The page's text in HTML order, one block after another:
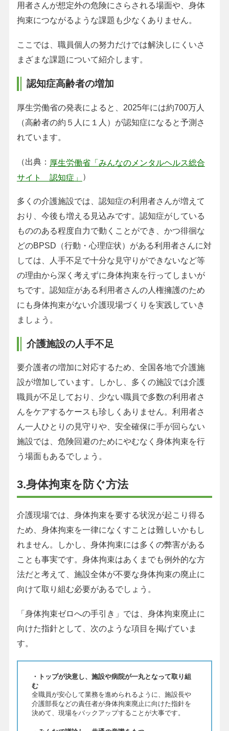
用者さんが想定外の危険にさらされる場面や、身体
拘束につながるような課題も少なくありません。
ここでは、職員個人の努力だけでは解決しにくいさ
まざまな課題について紹介します。
認知症高齢者の増加
厚生労働省の発表によると、2025年には約700万人
（高齢者の約５人に１人）が認知症になると予測さ
れています。
（出典： 厚生労働省「みんなのメンタルヘルス総合
サイト 認知症」
）
多くの介護施設では、認知症の利用者さんが増えて
おり、今後も増える見込みです。認知症がしている
もののある程度自力で動くことができ、かつ徘徊な
どのBPSD（行動・心理症状）がある利用者さんに対
しては、人手不足で十分な見守りができないなど等
の理由から深く考えずに身体拘束を行ってしまいが
ちです。認知症がある利用者さんの人権擁護のため
にも身体拘束がない介護現場づくりを実践していき
ましょう。
介護施設の人手不足
要介護者の増加に対応するため、全国各地で介護施
設が増加しています。しかし、多くの施設では介護
職員が不足しており、少ない職員で多数の利用者さ
んをケアするケースも珍しくありません。利用者さ
ん一人ひとりの見守りや、安全確保に手が回らない
施設では、危険回避のためにやむなく身体拘束を行
う場面もあるでしょう。
3.身体拘束を防ぐ方法
介護現場では、身体拘束を要する状況が起こり得る
ため、身体拘束を一律になくすことは難しいかもし
れません。しかし、身体拘束には多くの弊害がある
ことも事実です。身体拘束はあくまでも例外的な方
法だと考えて、施設全体が不要な身体拘束の廃止に
向けて取り組む必要があるでしょう。
「身体拘束ゼロへの手引き」では、身体拘束廃止に
向けた指針として、次のような項目を掲げていま
す。
・トップが決意し、施設や病院が一丸となって取り組
む
全職員が安心して業務を進められるように、施設長や
介護部長などの責任者が身体拘束廃止に向けた指針を
決めて、現場をバックアップすることが大事です。